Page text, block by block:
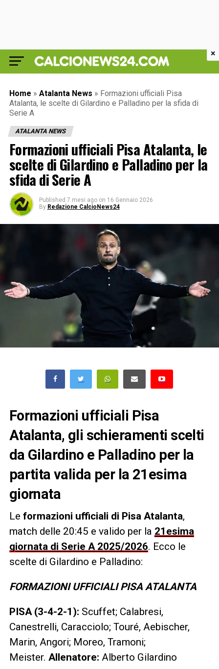
Home » Atalanta News » Formazioni ufficiali Pisa
Atalanta, le scelte di Gilardino e Palladino per la sfida di
Serie A
ATALANTA NEWS
Formazioni ufficiali Pisa Atalanta, le
scelte di Gilardino e Palladino per la
sfida di Serie A
Published 7 mesi ago on 16 Gennaio 2026
By Redazione CalcioNews24
Formazioni ufficiali Pisa
Atalanta, gli schieramenti scelti
da Gilardino e Palladino per la
partita valida per la 21esima
giornata
Le formazioni ufficiali di Pisa Atalanta,
match delle 20:45 e valido per la 21esima
giornata di Serie A 2025/2026. Ecco le
scelte di Gilardino e Palladino:
FORMAZIONI UFFICIALI PISA ATALANTA
PISA (3-4-2-1): Scuffet; Calabresi,
Canestrelli, Caracciolo; Touré, Aebischer,
Marin, Angori; Moreo, Tramoni;
Meister. Allenatore: Alberto Gilardino
×